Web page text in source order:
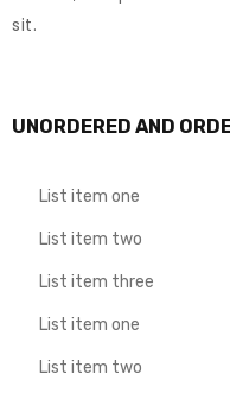
sit.
UNORDERED AND
List item one
List item two
List item three
List item one
List item two